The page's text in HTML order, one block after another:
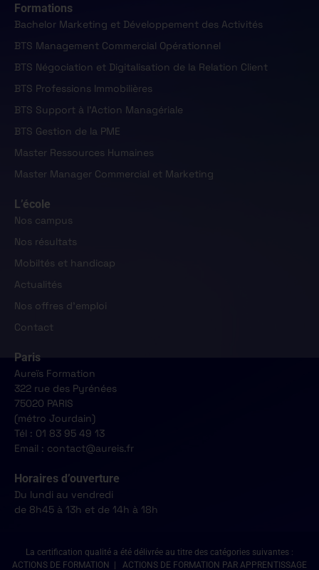
Formations
Bachelor Marketing et Développement des Activités
BTS Management Commercial Opérationnel
BTS Négociation et Digitalisation de la Relation Client
BTS Professions Immobilières
BTS Support à l'Action Managériale
BTS Gestion de la PME
Master Ressources Humaines
Master Manager Commercial et Marketing
L’école
Nos campus
Nos résultats
Mobiltés et handicap
Actualités
Nos offres d'emploi
Contact
Paris
Aureïs Formation
322 rue des Pyrénées
75020 PARIS
(métro Jourdain)
Tél : 01 83 95 49 13
Email : contact@aureis.fr
Horaires d’ouverture
Du lundi au vendredi
de 8h45 à 13h et de 14h à 18h
La certification qualité a été délivrée au titre des catégories suivantes :
ACTIONS DE FORMATION | ACTIONS DE FORMATION PAR APPRENTISSAGE